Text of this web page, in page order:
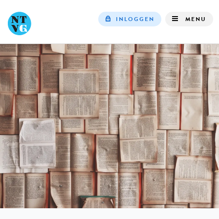
navigation
INLOGGEN MENU